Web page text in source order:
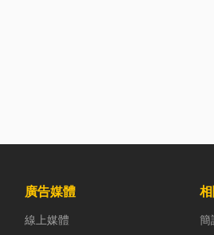
廣告媒體
線上媒體
簡